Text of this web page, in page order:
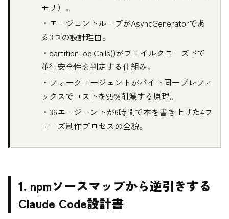
モリ）。
・エージェントループがAsyncGeneratorであ
る3つの設計理由。
・partitionToolCalls()がフェイルクローズドで
並行安全性を判定する仕組み。
・フォークエージェントがバイト同一プレフィ
ックスでコストを95%削減する原理。
・36エージェントが6時間で本を書き上げた4フ
ェーズ制作プロセスの全貌。
1. npmソースマップから逆引きする
Claude Code設計書